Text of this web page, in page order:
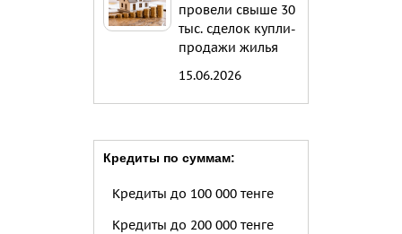
провели свыше 30
тыс. сделок купли-
продажи жилья
15.06.2026
Кредиты по суммам:
Кредиты до 100 000 тенге
Кредиты до 200 000 тенге